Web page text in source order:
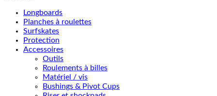
Longboards
Planches à roulettes
Surfskates
Protection
Accessoires
Outils
Roulements à billes
Matériel / vis
Bushings & Pivot Cups